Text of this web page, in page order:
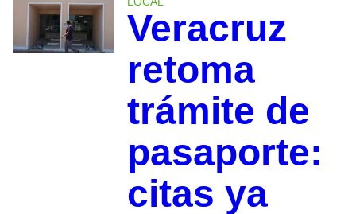
Veracruz
retoma
trámite de
pasaporte:
citas ya